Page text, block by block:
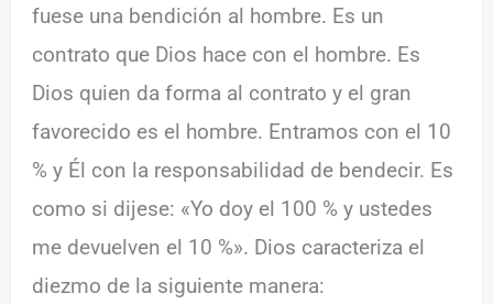
fuese una bendición al hombre. Es un
contrato que Dios hace con el hombre. Es
Dios quien da forma al contrato y el gran
favorecido es el hombre. Entramos con el 10
% y Él con la responsabilidad de bendecir. Es
como si dijese: «Yo doy el 100 % y ustedes
me devuelven el 10 %». Dios caracteriza el
diezmo de la siguiente manera: